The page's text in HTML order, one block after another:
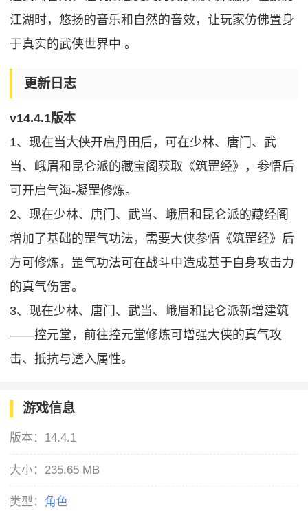
江湖时，悠扬的音乐和自然的音效，让玩家仿佛置身
于真实的武侠世界中 。
更新日志
v14.4.1版本
1、现在当大侠开启丹田后，可在少林、唐门、武
当、峨眉和昆仑派的藏宝阁获取《筑罡经》，参悟后
可开启气海-凝罡修炼。
2、现在少林、唐门、武当、峨眉和昆仑派的藏经阁
增加了基础的罡气功法，需要大侠参悟《筑罡经》后
方可修炼，罡气功法可在战斗中造成基于自身攻击力
的真气伤害。
3、现在少林、唐门、武当、峨眉和昆仑派新增建筑
——控元堂，前往控元堂修炼可增强大侠的真气攻
击、抵抗与透入属性。
游戏信息
版本： 14.4.1
大小： 235.65 MB
类型： 角色